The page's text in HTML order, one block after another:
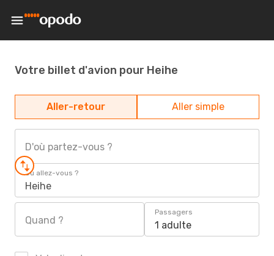
Votre billet d'avion pour Heihe
Aller-retour Aller simple
D'où partez-vous ?
Où allez-vous ?
Heihe
Quand ?
Passagers
1 adulte